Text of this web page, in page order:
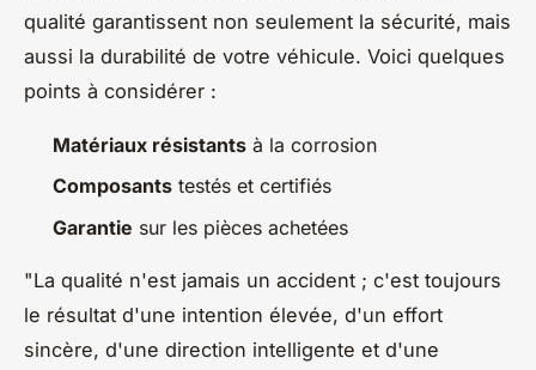
qualité garantissent non seulement la sécurité, mais
aussi la durabilité de votre véhicule. Voici quelques
points à considérer :
Matériaux résistants à la corrosion
Composants testés et certifiés
Garantie sur les pièces achetées
"La qualité n'est jamais un accident ; c'est toujours
le résultat d'une intention élevée, d'un effort
sincère, d'une direction intelligente et d'une